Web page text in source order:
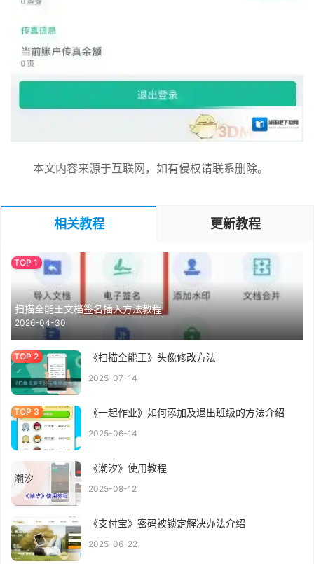
本文内容来源于互联网，如有侵权请联系删除。
相关教程 更新教程
扫描全能王文档签名插入方法教程
2026-04-30
《扫描全能王》头像修改方法
2025-07-14
《一起作业》如何添加及退出班级的方法介绍
2025-06-14
《潮汐》使用教程
2025-08-12
《支付宝》密码被锁定解决办法介绍
2025-06-22